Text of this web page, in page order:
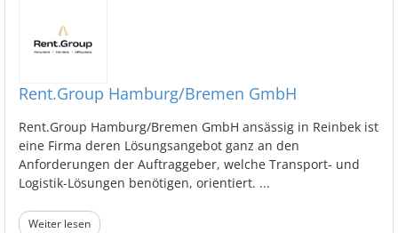
Rent.Group Hamburg/Bremen GmbH
Rent.Group Hamburg/Bremen GmbH ansässig in Reinbek ist
eine Firma deren Lösungsangebot ganz an den
Anforderungen der Auftraggeber, welche Transport- und
Logistik-Lösungen benötigen, orientiert. ...
Weiter lesen